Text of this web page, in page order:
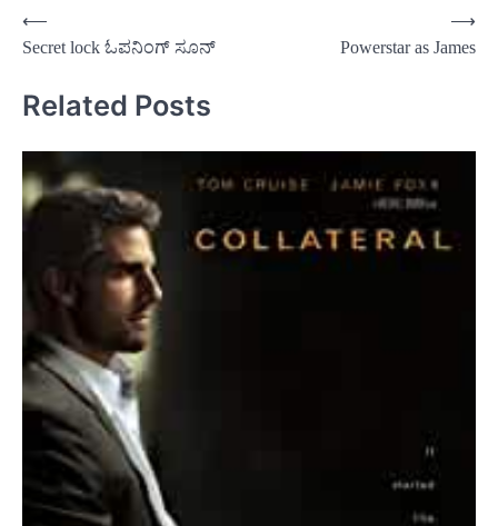
Post
navigation
⟵
Secret lock ಓಪನಿಂಗ್ ಸೂನ್
Powerstar as James
⟶
Related Posts